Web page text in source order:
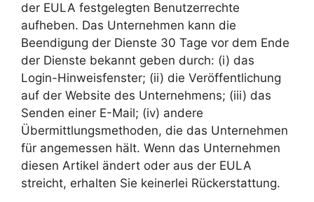
der EULA festgelegten Benutzerrechte
aufheben. Das Unternehmen kann die
Beendigung der Dienste 30 Tage vor dem Ende
der Dienste bekannt geben durch: (i) das
Login-Hinweisfenster; (ii) die Veröffentlichung
auf der Website des Unternehmens; (iii) das
Senden einer E-Mail; (iv) andere
Übermittlungsmethoden, die das Unternehmen
für angemessen hält. Wenn das Unternehmen
diesen Artikel ändert oder aus der EULA
streicht, erhalten Sie keinerlei Rückerstattung.